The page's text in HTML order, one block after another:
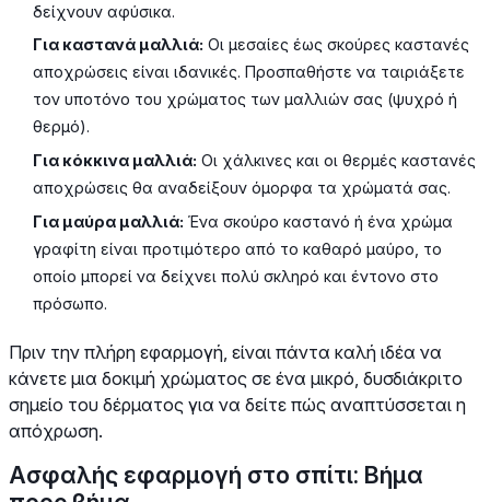
δείχνουν αφύσικα.
Για καστανά μαλλιά: Οι μεσαίες έως σκούρες καστανές
αποχρώσεις είναι ιδανικές. Προσπαθήστε να ταιριάξετε
τον υποτόνο του χρώματος των μαλλιών σας (ψυχρό ή
θερμό).
Για κόκκινα μαλλιά: Οι χάλκινες και οι θερμές καστανές
αποχρώσεις θα αναδείξουν όμορφα τα χρώματά σας.
Για μαύρα μαλλιά: Ένα σκούρο καστανό ή ένα χρώμα
γραφίτη είναι προτιμότερο από το καθαρό μαύρο, το
οποίο μπορεί να δείχνει πολύ σκληρό και έντονο στο
πρόσωπο.
Πριν την πλήρη εφαρμογή, είναι πάντα καλή ιδέα να
κάνετε μια δοκιμή χρώματος σε ένα μικρό, δυσδιάκριτο
σημείο του δέρματος για να δείτε πώς αναπτύσσεται η
απόχρωση.
Ασφαλής εφαρμογή στο σπίτι: Βήμα